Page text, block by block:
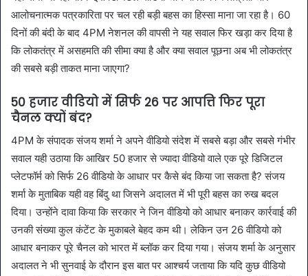
आलोचनात्मक पत्रकारिता पर चल रही बड़ी बहस का हिस्सा माना जा रहा है। 60
दिनों की बंदी के बाद 4PM नेशनल की वापसी ने यह सवाल फिर खड़ा कर दिया है
कि लोकतंत्र में असहमति की सीमा क्या है और क्या सवाल पूछना अब भी लोकतंत्र
की सबसे बड़ी ताकत माना जाएगा?
50 हजार वीडियो में सिर्फ 26 पर आपत्ति फिर पूरा
चैनल क्यों बंद?
4PM के संपादक संजय शर्मा ने अपने वीडियो संदेश में सबसे बड़ा और सबसे गंभीर
सवाल यही उठाया कि आखिर 50 हजार से ज्यादा वीडियो वाले एक पूरे डिजिटल
प्लेटफॉर्म को सिर्फ 26 वीडियो के आधार पर कैसे बंद किया जा सकता है? संजय
शर्मा के मुताबिक यही वह बिंदु था जिसने अदालत में भी पूरी बहस का रुख बदल
दिया। उन्होंने दावा किया कि सरकार ने जिन वीडियो को आधार बनाकर कार्रवाई की
उनकी संख्या कुल कंटेंट के मुकाबले बेहद कम थी। लेकिन उन 26 वीडियो को
आधार बनाकर पूरे चैनल को भारत में ब्लॉक कर दिया गया। संजय शर्मा के अनुसार
अदालत ने भी सुनवाई के दौरान इस बात पर आश्चर्य जताया कि यदि कुछ वीडियो